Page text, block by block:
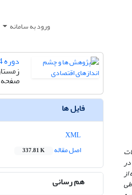
ورود به سامانه
دوره 14، شماره 4
زمستان
فایل ها
اصل مقاله
337.81 K
هم رسانی